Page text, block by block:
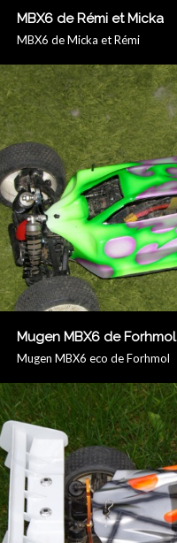
MBX6 de Rémi et Micka
MBX6 de Micka et Rémi
Mugen MBX6 de Forhmol
Mugen MBX6 eco de Forhmol